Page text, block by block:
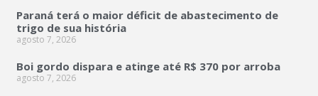
Paraná terá o maior déficit de abastecimento de
trigo de sua história
agosto 7, 2026
Boi gordo dispara e atinge até R$ 370 por arroba
agosto 7, 2026